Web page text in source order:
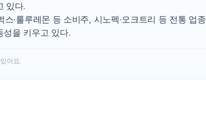
있다.
스·룰루레몬 등 소비주, 시노펙·오크트리 등 전통 업종
성을 키우고 있다.
어요.